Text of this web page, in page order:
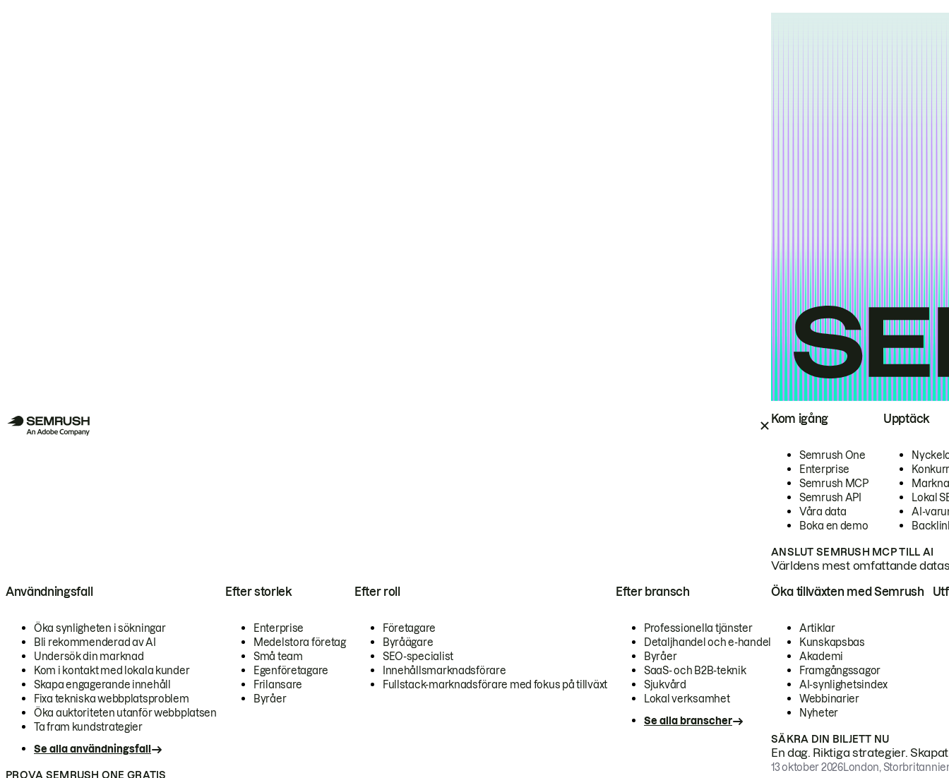
Kom igång
Semrush One
Enterprise
Semrush MCP
Semrush API
Våra data
Boka en demo
Upptäck
Lokal
AI-
ANSLUT SEMRUSH MCP TILL AI
Världens mest omfattande
Användningsfall
Öka synligheten i sökningar
Bli rekommenderad av AI
Undersök din marknad
Kom i kontakt med lokala kunder
Skapa engagerande innehåll
Fixa tekniska webbplatsproblem
Öka auktoriteten utanför webbplatsen
Ta fram kundstrategier
Se alla användningsfall
Efter storlek
Enterprise
Medelstora företag
Små team
Egenföretagare
Frilansare
Byråer
Efter roll
Företagare
Byråägare
SEO-specialist
Innehållsmarknadsförare
Fullstack-marknadsförare med fokus på tillväxt
Efter bransch
Professionella tjänster
Detaljhandel och e-handel
Byråer
SaaS- och B2B-teknik
Sjukvård
Lokal verksamhet
Se alla branscher
PROVA SEMRUSH ONE GRATIS
Öka tillväxten med Semrush
Artiklar
Kunskapsbas
Akademi
Framgångssagor
AI-synlighetsindex
Webbinarier
Nyheter
SÄKRA DIN BILJETT NU
En dag. Riktiga strategier.
13 oktober 2026London,